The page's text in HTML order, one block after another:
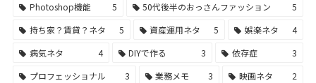
Photoshop機能
5 50代後半のおっさんファッション
5
持ち家？賃貸？ネタ
5 資産運用ネタ 5 娯楽ネタ
4
病気ネタ
4 DIYで作る 3 依存症
3
プロフェッショナル
3 業務メモ 3 映画ネタ
2